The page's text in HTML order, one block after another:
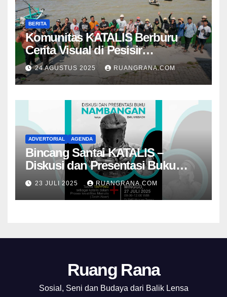
BERITA
Komunitas KATALIS Berburu
Cerita Visual di Pesisir
Nambangan
24 AGUSTUS 2025 RUANGRANA.COM
ADVERTORIAL AGENDA
Bincang Santai KATALIS –
Diskusi dan Presentasi Buku
Foto Nambangan
23 JULI 2025 RUANGRANA.COM
Ruang Rana
Sosial, Seni dan Budaya dari Balik Lensa